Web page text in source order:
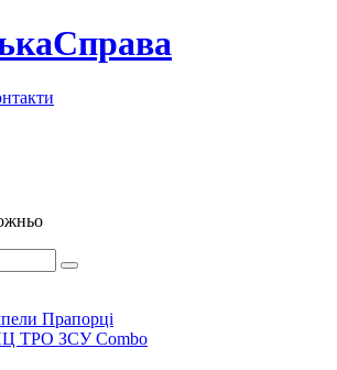
Прапорці
ТРО ЗСУ Combo